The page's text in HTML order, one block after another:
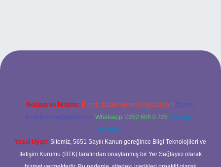
Reklam ve İletişim: E-mail: backlinkpaneli@gmail.com Teams:
forumhizmeti@gmail.com Whatsapp: 0262 606 0 726 Telegram:
@karabul
Yasal Uyarı: Sitemiz, 5651 Sayılı Kanun gereğince Bilgi Teknolojileri ve
İletişim Kurumu (BTK) tarafından onaylanmış bir Yer Sağlayıcı olarak